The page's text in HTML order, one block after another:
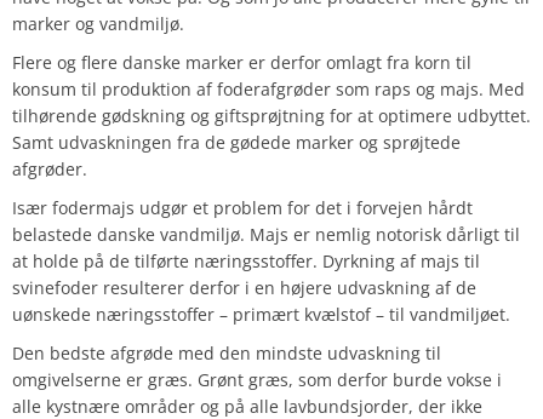
marker og vandmiljø.
Flere og flere danske marker er derfor omlagt fra korn til
konsum til produktion af foderafgrøder som raps og majs. Med
tilhørende gødskning og giftsprøjtning for at optimere udbyttet.
Samt udvaskningen fra de gødede marker og sprøjtede
afgrøder.
Især fodermajs udgør et problem for det i forvejen hårdt
belastede danske vandmiljø. Majs er nemlig notorisk dårligt til
at holde på de tilførte næringsstoffer. Dyrkning af majs til
svinefoder resulterer derfor i en højere udvaskning af de
uønskede næringsstoffer – primært kvælstof – til vandmiljøet.
Den bedste afgrøde med den mindste udvaskning til
omgivelserne er græs. Grønt græs, som derfor burde vokse i
alle kystnære områder og på alle lavbundsjorder, der ikke